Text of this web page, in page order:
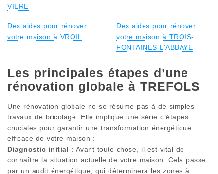
VIERE
Des aides pour rénover
votre maison à VROIL
Des aides pour rénover
votre maison à TROIS-
FONTAINES-L'ABBAYE
Les principales étapes d’une
rénovation globale à TREFOLS
Une rénovation globale ne se résume pas à de simples
travaux de bricolage. Elle implique une série d’étapes
cruciales pour garantir une transformation énergétique
efficace de votre maison :
Diagnostic initial : Avant toute chose, il est vital de
connaître la situation actuelle de votre maison. Cela passe
par un audit énergétique, qui déterminera les zones à